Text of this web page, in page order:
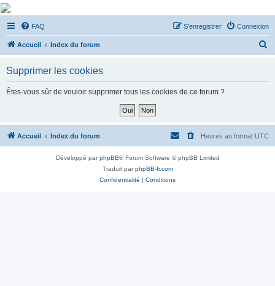
De Musicae Militari -
Forums
Forums de discussions
FAQ Connexion
S’enregistrer
Accueil Index du forum
h
Supprimer les cookies
Êtes-vous sûr de vouloir supprimer tous les cookies de ce forum ?
Accueil Index du forum Heures au format UTC
Développé parphpBB® Forum Software © phpBB Limited
Traduit parphpBB-fr.com
Confidentialité | Conditions